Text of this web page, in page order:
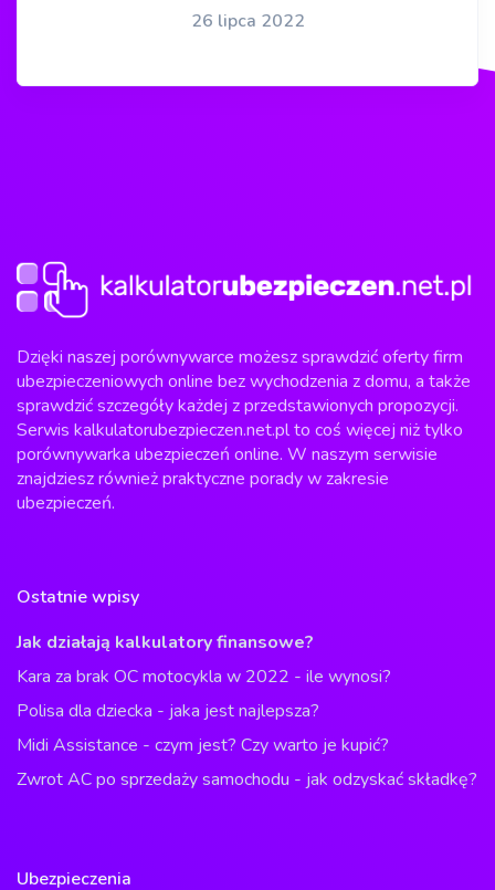
26 lipca 2022
Dzięki naszej porównywarce możesz sprawdzić oferty firm
ubezpieczeniowych online bez wychodzenia z domu, a także
sprawdzić szczegóły każdej z przedstawionych propozycji.
Serwis kalkulatorubezpieczen.net.pl to coś więcej niż tylko
porównywarka ubezpieczeń online. W naszym serwisie
znajdziesz również praktyczne porady w zakresie
ubezpieczeń.
Ostatnie wpisy
Jak działają kalkulatory finansowe?
Kara za brak OC motocykla w 2022 - ile wynosi?
Polisa dla dziecka - jaka jest najlepsza?
Midi Assistance - czym jest? Czy warto je kupić?
Zwrot AC po sprzedaży samochodu - jak odzyskać składkę?
Ubezpieczenia